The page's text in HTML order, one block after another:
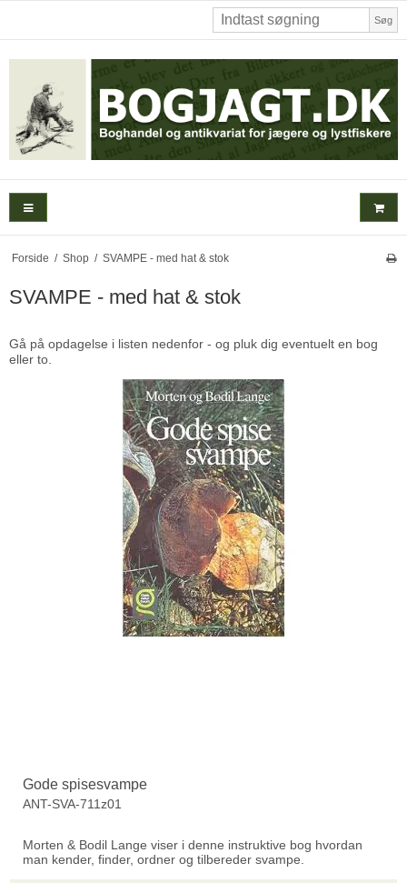
Søg
Forside / Shop / SVAMPE - med hat & stok
SVAMPE - med hat & stok
Gå på opdagelse i listen nedenfor - og pluk dig eventuelt en bog
eller to.
Gode spisesvampe
ANT-SVA-711z01
Morten & Bodil Lange viser i denne instruktive bog hvordan
man kender, finder, ordner og tilbereder svampe.